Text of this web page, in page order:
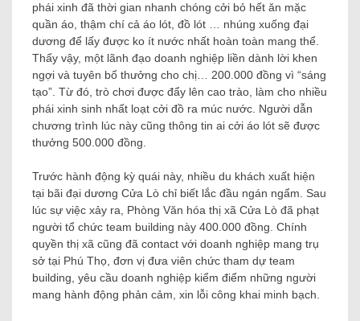
phái xinh đã thời gian nhanh chóng cởi bỏ hết ăn mặc
quần áo, thậm chí cả áo lót, đồ lót … nhúng xuống đại
dương để lấy được ko ít nước nhất hoàn toàn mang thể.
Thấy vậy, một lãnh đạo doanh nghiệp liền dành lời khen
ngợi và tuyên bố thưởng cho chị… 200.000 đồng vì “sáng
tạo”. Từ đó, trò chơi được đẩy lên cao trào, làm cho nhiều
phái xinh sinh nhất loạt cởi đồ ra múc nước. Người dẫn
chương trình lúc này cũng thông tin ai cởi áo lót sẽ được
thưởng 500.000 đồng.
Trước hành động kỳ quái này, nhiều du khách xuất hiện
tại bãi đại dương Cửa Lò chỉ biết lắc đầu ngán ngẩm. Sau
lúc sự việc xảy ra, Phòng Văn hóa thị xã Cửa Lò đã phạt
người tổ chức team building này 400.000 đồng. Chính
quyền thị xã cũng đã contact với doanh nghiệp mang trụ
sở tại Phú Thọ, đơn vị đưa viên chức tham dự team
building, yêu cầu doanh nghiệp kiểm điểm những người
mang hành động phản cảm, xin lỗi công khai minh bạch.